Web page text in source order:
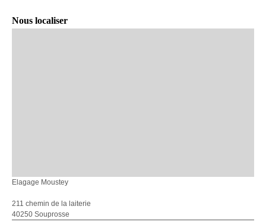
Nous localiser
Elagage Moustey
211 chemin de la laiterie
40250 Souprosse